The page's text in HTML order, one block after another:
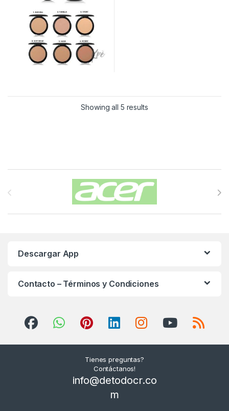
Showing all 5 results
Carrusel de Marcas
Descargar App
Contacto – Términos y Condiciones
Tienes preguntas?
Contáctanos!
info@detodocr.co
m